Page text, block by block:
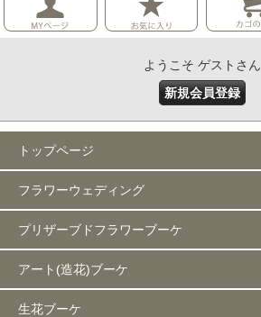
ようこそ ゲストさん
新規会員登録
トップページ
フラワーウェディング
プリザーブドフラワーブーケ
アート(造花)ブーケ
生花ブーケ